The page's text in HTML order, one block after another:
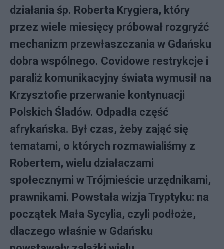
działania śp. Roberta Krygiera, który
przez wiele miesięcy próbował rozgryźć
mechanizm przewłaszczania w Gdańsku
dobra wspólnego. Covidowe restrykcje i
paraliż komunikacyjny świata wymusił na
Krzysztofie przerwanie kontynuacji
Polskich Śladów. Odpadła część
afrykańska. Był czas, żeby zająć się
tematami, o których rozmawialiśmy z
Robertem, wielu działaczami
społecznymi w Trójmieście urzędnikami,
prawnikami. Powstała wizja Tryptyku: na
początek Mała Sycylia, czyli podłoże,
dlaczego właśnie w Gdańsku